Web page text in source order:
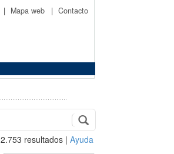
| Mapa web | Contacto
2.753 resultados | Ayuda